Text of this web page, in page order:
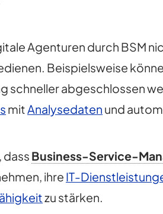
Agenturen durch BSM
Beispielsweise
schneller abgeschlossen
mitAnalysedaten und
dass Business-Service-
ihre IT-
zu stärken.